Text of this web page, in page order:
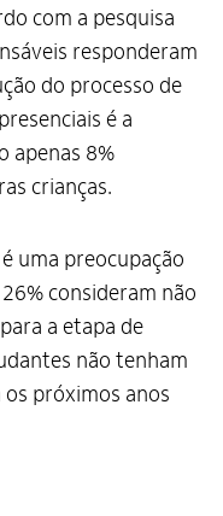
com a pesquisa
responderam
do processo de
é a
apenas 8%
crianças.
uma preocupação
consideram não
a etapa de
não tenham
próximos anos